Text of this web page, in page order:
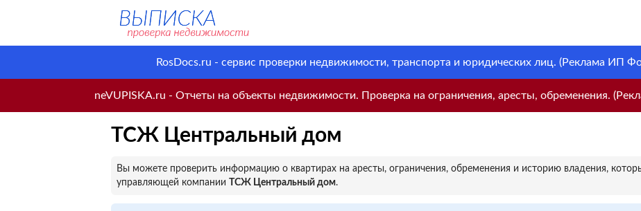
RosDocs.ru - сервис проверки недвижимости, транспорта и юридических лиц. (Реклама ИП
neVUPISKA.ru - Отчеты на объекты недвижимости. Проверка на ограничения, аресты, обременения.
ТСЖ Центральный дом
Вы можете проверить информацию о квартирах на аресты, ограничения, обременения и историю владения,
управляющей компании
ТСЖ Центральный дом.